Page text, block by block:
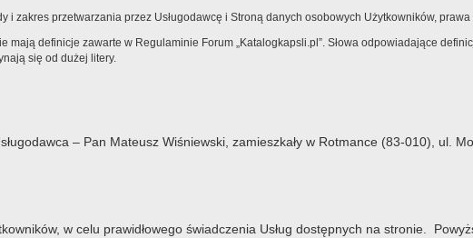
i zakres przetwarzania przez Usługodawcę i Stroną danych osobowych Użytkowników,
mają definicje zawarte w Regulaminie Forum „Katalogkapsli.pl”. Słowa odpowiadające
się od dużej litery.
– Pan Mateusz Wiśniewski, zamieszkały w Rotmance (83-010), ul.
w celu prawidłowego świadczenia Usług dostępnych na stronie.